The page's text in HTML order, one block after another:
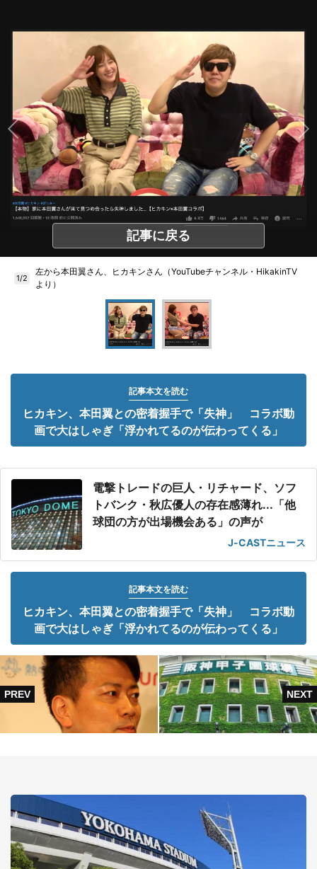
記事に戻る
1/2
左から本田翼さん、ヒカキンさん（YouTubeチャンネル・HikakinTV
より）
記事本文を読む
ヒカキン、本田翼との密着握手で「失神」 コラボ動
画で大はしゃぎ「浮かれてるのが伝わってくる」
電撃トレードの巨人・リチャード、ソフ
トバンク・秋広優人の存在感薄れ...「他
球団の方が出場機会ある」の声が
J-CASTニュース
記事本文を読む
ヒカキン、本田翼との密着握手で「失神」 コラボ動
画で大はしゃぎ「浮かれてるのが伝わってくる」